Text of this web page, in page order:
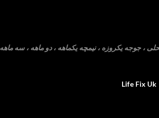
جوجه یکروزه ، نیمچه یکماهه ، دو ماهه ، سه ماهه
Life Fix Uk